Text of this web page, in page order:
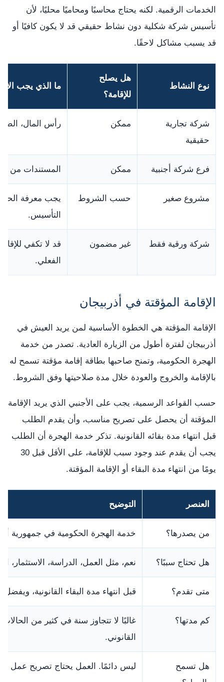
الخدمات الرقمية. لكنه يحتاج محاسبًا ومحاميًا محليًا، لأن
تأسيس شركة شكلية دون نشاط حقيقي قد لا يكون كافيًا أو
قد يسبب مشاكل لاحقًا.
نوع النشاط
هل يصلح
للإقامة؟
ما الذي يجب
شركة تجارية
حقيقية
ممكن رأس المال،
فرع شركة أجنبية ممكن المستندات من
مشروع صغير حسب الشروط
يجب معرفة الحد
التأسيس.
شركة ورقية فقط غير مضمون
قد لا تكفي
الفعلي.
الإقامة المؤقتة في أذربيجان
الإقامة المؤقتة هي الخطوة الأساسية لمن يريد العيش في
أذربيجان لفترة أطول من الزيارة العادية. تصدر من خدمة
الهجرة الحكومية، وتمنح صاحبها بطاقة إقامة مؤقتة تسمح له
بالإقامة والخروج والعودة خلال مدة صلاحيتها وفق الشروط.
حسب القواعد الرسمية، يجب على الأجنبي الذي يريد الإقامة
المؤقتة أن يحصل على تصريح مناسب، وأن يقدم الطلب
قبل انتهاء مدة بقائه القانونية. تذكر خدمة الهجرة أن الطلب
يجب أن يقدم عند وجود سبب للإقامة، على الأقل قبل 30
يومًا من انتهاء مدة البقاء أو الإقامة المؤقتة.
العنصر التوضيح
من يصدرها؟ خدمة الهجرة الحكومية في جمهورية
هل تحتاج سببًا؟ نعم، مثل العمل، الدراسة، الاستثمار،
متى تقدم؟ قبل انتهاء مدة البقاء القانونية،
كم مدتها؟
غالبًا لا تتجاوز سنة في كثير من
القانوني.
هل تسمح
ليس دائمًا. العمل يحتاج تصريح عمل